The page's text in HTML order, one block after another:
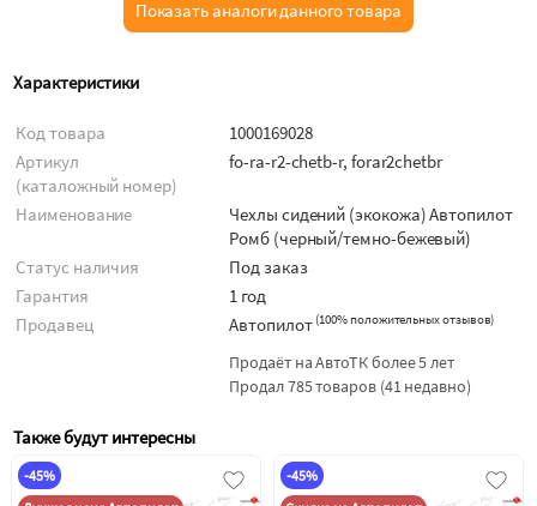
Показать аналоги данного товара
Характеристики
Код товара
1000169028
Артикул
(каталожный номер)
fo-ra-r2-chetb-r, forar2chetbr
Наименование
Чехлы сидений (экокожа) Автопилот
Ромб (черный/темно-бежевый)
Статус наличия
Под заказ
Гарантия
1 год
Продавец
Автопилот (100% положительных отзывов)
Продаёт на АвтоТК более 5 лет
Продал 785 товаров (41 недавно)
Также будут интересны
-45%
-45%